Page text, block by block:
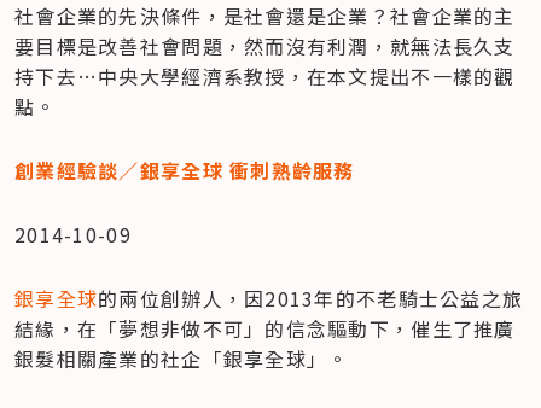
社會企業的先決條件，是社會還是企業？社會企業的主
要目標是改善社會問題，然而沒有利潤，就無法長久支
持下去…中央大學經濟系教授，在本文提出不一樣的觀
點。
創業經驗談／銀享全球 衝刺熟齡服務
2014-10-09
銀享全球的兩位創辦人，因2013年的不老騎士公益之旅
結緣，在「夢想非做不可」的信念驅動下，催生了推廣
銀髮相關產業的社企「銀享全球」。